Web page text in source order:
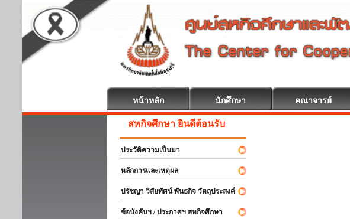
หน้าหลัก นักศึกษา คณาจารย์
สหกิจศึกษา ยินดีต้อนรับ
ประวัติความเป็นมา
หลักการและเหตุผล
ปรัชญา วิสัยทัศน์ พันธกิจ วัตถุประสงค์
ข้อบังคับฯ / ประกาศฯ สหกิจศึกษา